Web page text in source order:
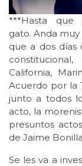
***Hasta
gato. Anda
que a dos días
California,
Acuerdo por la
junto a todos
acto, la
presuntos
de Jaime
Se les va a